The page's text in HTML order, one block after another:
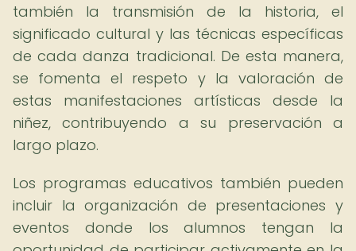
también la transmisión de la historia, el
significado cultural y las técnicas específicas
de cada danza tradicional. De esta manera,
se fomenta el respeto y la valoración de
estas manifestaciones artísticas desde la
niñez, contribuyendo a su preservación a
largo plazo.
Los programas educativos también pueden
incluir la organización de presentaciones y
eventos donde los alumnos tengan la